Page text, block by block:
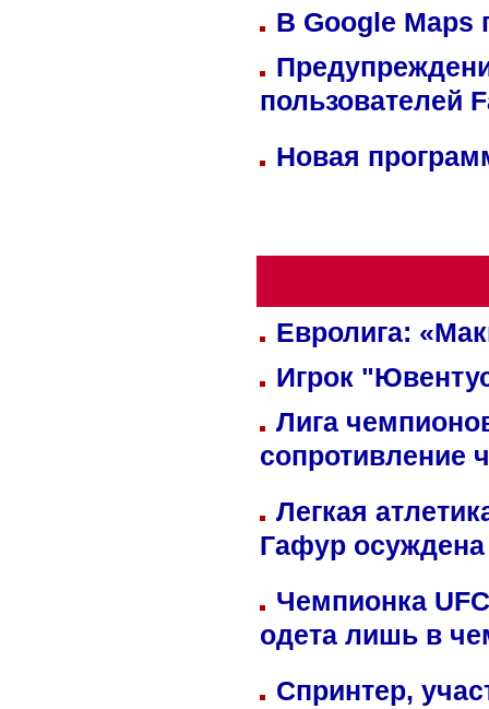
В Google Maps
пользователей
Новая
Евролига:
Игрок
Лига
сопротивление
Легкая
Гафур осуждена
Чемпионка
одета лишь в
Спринтер,